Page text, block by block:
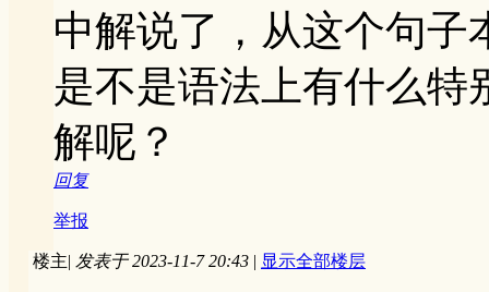
中解说了，从这个句子
是不是语法上有什么特
解呢？
回复
举报
楼主| 发表于 2023-11-7 20:43 | 显示全部楼层